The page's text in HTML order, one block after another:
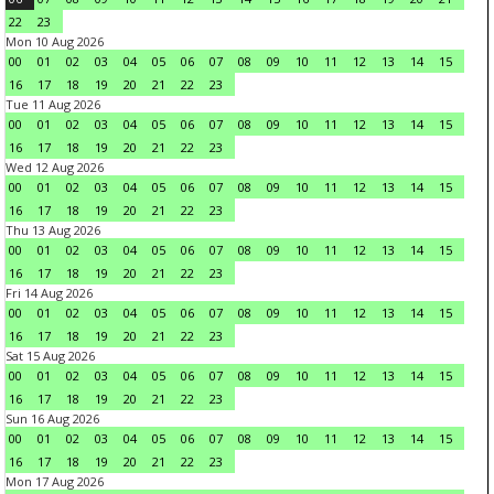
22
23
Mon 10 Aug 2026
00
01 02 03 04 05 06 07 08 09 10 11 12 13 14
15
16
17 18 19 20 21 22
23
Tue 11 Aug 2026
00
01 02 03 04 05 06 07 08 09 10 11 12 13 14
15
16
17 18 19 20 21 22
23
Wed 12 Aug 2026
00
01 02 03 04 05 06 07 08 09 10 11 12 13 14
15
16
17 18 19 20 21 22
23
Thu 13 Aug 2026
00
01 02 03 04 05 06 07 08 09 10 11 12 13 14
15
16
17 18 19 20 21 22
23
Fri 14 Aug 2026
00
01 02 03 04 05 06 07 08 09 10 11 12 13 14
15
16
17 18 19 20 21 22
23
Sat 15 Aug 2026
00
01 02 03 04 05 06 07 08 09 10 11 12 13 14
15
16
17 18 19 20 21 22
23
Sun 16 Aug 2026
00
01 02 03 04 05 06 07 08 09 10 11 12 13 14
15
16
17 18 19 20 21 22
23
Mon 17 Aug 2026